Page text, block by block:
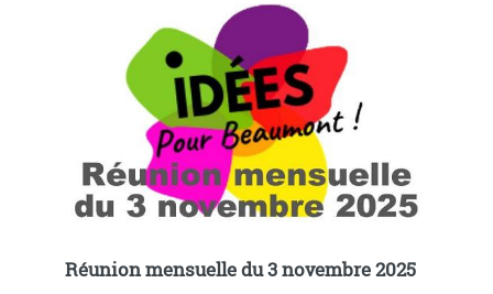
Réunion mensuelle du 3 novembre 2025